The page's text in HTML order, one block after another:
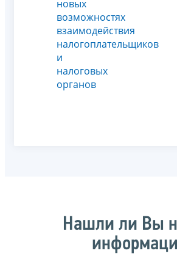
новых
возможностях
взаимодействия
налогоплательщиков
и
налоговых
органов
Нашли ли Вы